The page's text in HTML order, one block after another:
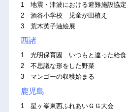
1 地震・津波における避難施設協定
2 酒谷小学校 児童が田植え
3 荒木英子油絵展
西諸
1 光明保育園 いつもと違った給食
2 不思議な形をした野菜
3 マンゴーの収穫始まる
鹿児島
1 星ヶ峯東西ふれあいＧＧ大会